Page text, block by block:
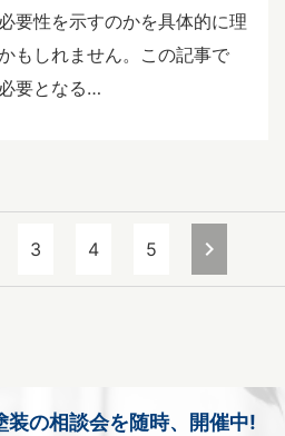
要性を示すのかを具体的に理
もしれません。この記事で
要となる…
装の相談会を随時、開催中!
3 4 5 chevron_right